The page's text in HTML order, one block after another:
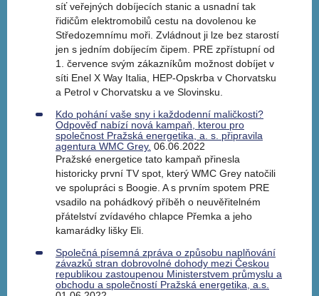
síť veřejných dobíjecích stanic a usnadní tak
řidičům elektromobilů cestu na dovolenou ke
Středozemnímu moři. Zvládnout ji lze bez starostí
jen s jedním dobíjecím čipem. PRE zpřístupní od
1. července svým zákazníkům možnost dobíjet v
síti Enel X Way Italia, HEP-Opskrba v Chorvatsku
a Petrol v Chorvatsku a ve Slovinsku.
Kdo pohání vaše sny i každodenní maličkosti?
Odpověď nabízí nová kampaň, kterou pro
společnost Pražská energetika, a. s. připravila
agentura WMC Grey. 06.06.2022
Pražské energetice tato kampaň přinesla
historicky první TV spot, který WMC Grey natočili
ve spolupráci s Boogie. A s prvním spotem PRE
vsadilo na pohádkový příběh o neuvěřitelném
přátelství zvídavého chlapce Přemka a jeho
kamarádky lišky Eli.
Společná písemná zpráva o způsobu naplňování
závazků stran dobrovolné dohody mezi Českou
republikou zastoupenou Ministerstvem průmyslu a
obchodu a společností Pražská energetika, a.s.